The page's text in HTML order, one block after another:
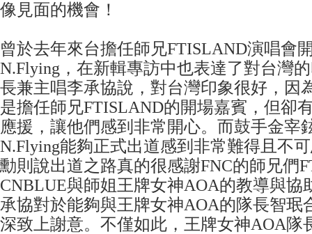
像見面的機會！
曾於去年來台擔任師兄FTISLAND演唱會
N.Flying，在新輯專訪中也表達了對台灣
長兼主唱李承協說，對台灣印象很好，因
是擔任師兄FTISLAND的開場嘉賓，但卻
應援，讓他們感到非常開心。而鼓手金宰
N.Flying能夠正式出道感到非常難得且不
勳則說出道之路真的很感謝FNC的師兄們
CNBLUE與師姐王牌女神AOA的教導與協
承協對於能夠與王牌女神AOA的隊長智珉
深致上謝意。不僅如此，王牌女神AOA隊